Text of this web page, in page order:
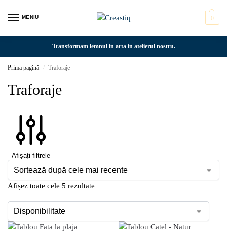
MENIU 0
Transformam lemnul in arta in atelierul nostru.
Prima pagină / Traforaje
Traforaje
Afișați filtrele
Afișez toate cele 5 rezultate